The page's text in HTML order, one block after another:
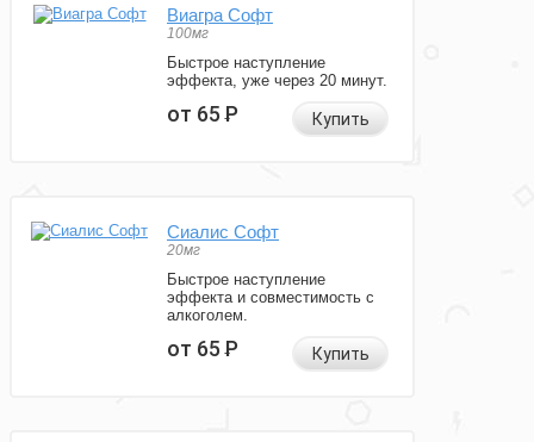
Виагра Софт
100мг
Быстрое наступление
эффекта, уже через 20 минут.
от 65Р Купить
Сиалис Софт
20мг
Быстрое наступление
эффекта и совместимость с
алкоголем.
от 65Р Купить